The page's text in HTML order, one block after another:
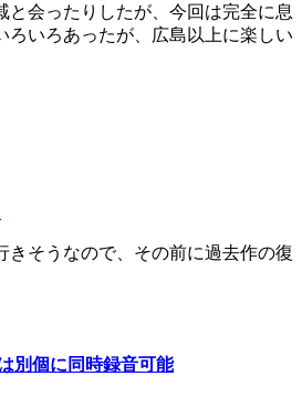
と会ったりしたが、今回は完全に息
ろいろあったが、広島以上に楽しい
きそうなので、その前に過去作の復
別個に同時録音可能